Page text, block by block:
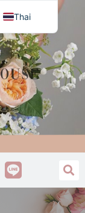
Thai
English